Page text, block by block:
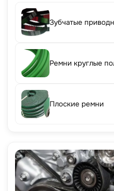
Зубчатые
Ремни круглые
Плоские ремни